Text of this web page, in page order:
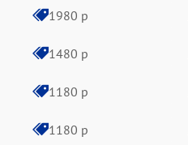
1980 р
1480 р
1180 р
1180 р